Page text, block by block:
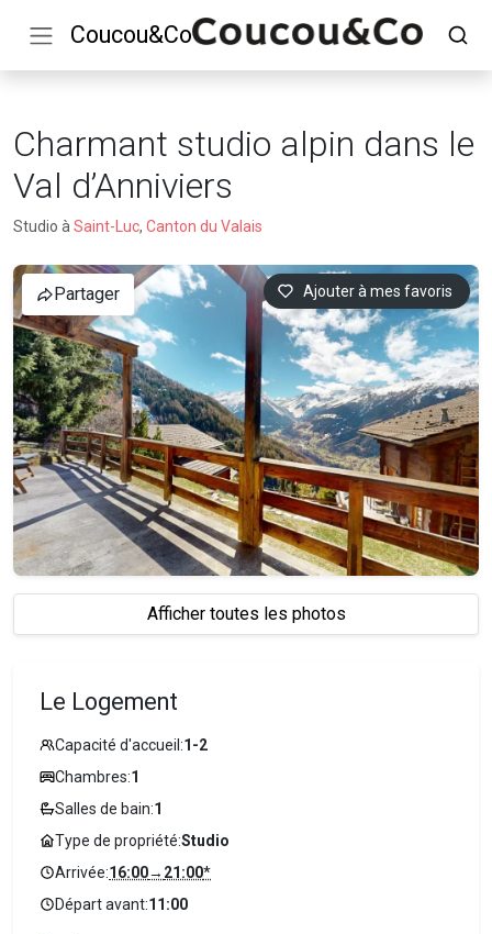
Coucou&Co
Charmant studio alpin dans le
Val d’Anniviers
Studio à Saint-Luc, Canton du Valais
Ajouter à mes favoris
Partager
Afficher toutes les photos
Le Logement
Capacité d'accueil:1-2
Chambres:1
Salles de bain:1
Type de propriété:Studio
Arrivée:16:00→ 21:00*
Départ avant:11:00